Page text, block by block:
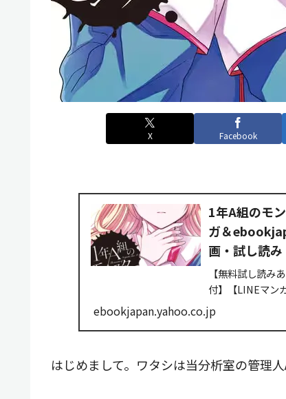
X Facebook
1年A組のモ
ガ＆
画・試し読
【無料試し読
付】【LINEマン
ebookjapan.yahoo.co.jp
はじめまして。ワタシは当分析室の管理